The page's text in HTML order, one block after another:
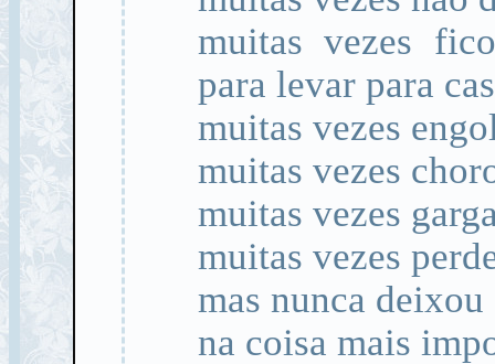
muitas vezes
para levar para
muitas vezes
muitas vezes
muitas vezes
muitas vezes
mas nunca deixou
na coisa mais